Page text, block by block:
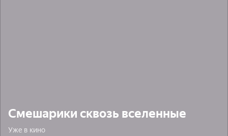
Смешарики сквозь вселенные
Уже в кино